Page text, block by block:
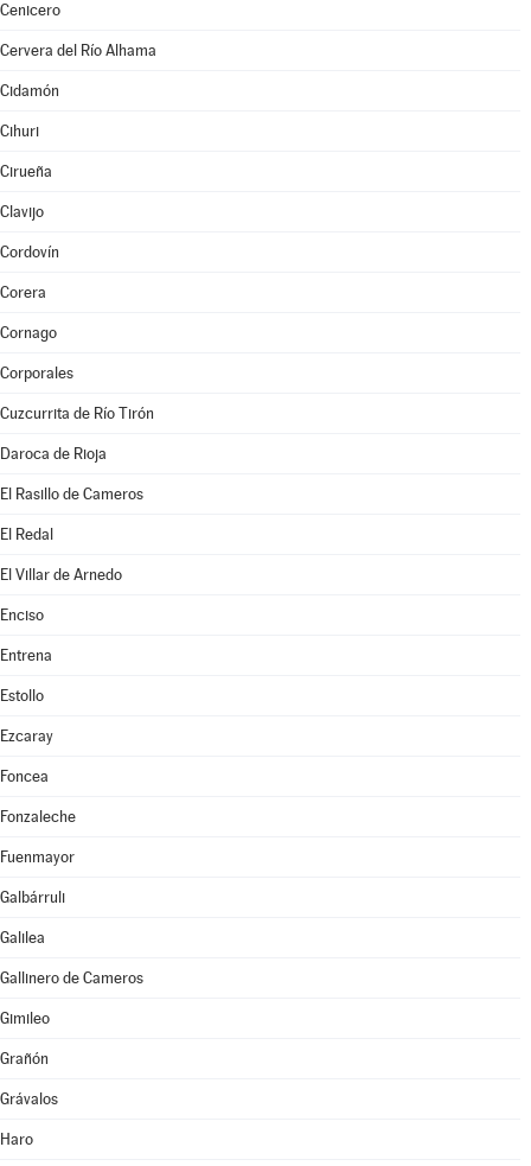
Cenicero
Cervera del Río Alhama
Cidamón
Cihuri
Cirueña
Clavijo
Cordovín
Corera
Cornago
Corporales
Cuzcurrita de Río Tirón
Daroca de Rioja
El Rasillo de Cameros
El Redal
El Villar de Arnedo
Enciso
Entrena
Estollo
Ezcaray
Foncea
Fonzaleche
Fuenmayor
Galbárruli
Galilea
Gallinero de Cameros
Gimileo
Grañón
Grávalos
Haro